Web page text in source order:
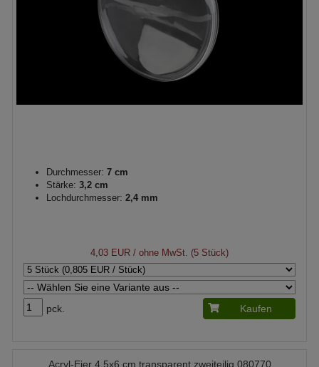
Durchmesser: 7 cm
Stärke: 3,2 cm
Lochdurchmesser: 2,4 mm
4,03 EUR / ohne MwSt. (5 Stück)
pck. Kaufen
Acryl-Eier 4,5x6 cm transparent zweiteilig 080770